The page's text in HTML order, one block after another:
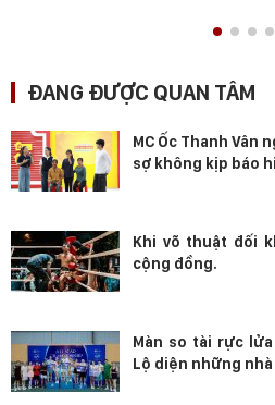
ĐANG ĐƯỢC QUAN TÂM
MC Ốc Thanh Vân
sợ không kịp báo
Khi võ thuật đối
cộng đồng.
Màn so tài rực
Lộ diện những